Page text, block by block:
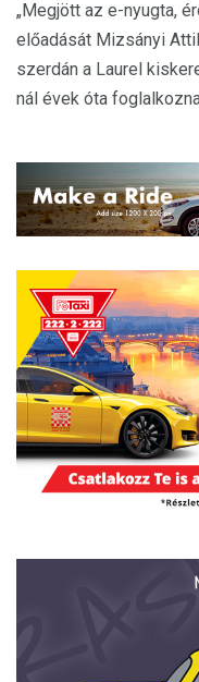
„Megjött az e-nyugta,
előadását Mizsányi
szerdán a Laurel
nál évek óta